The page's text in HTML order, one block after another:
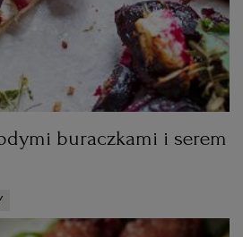
buraczkami i serem